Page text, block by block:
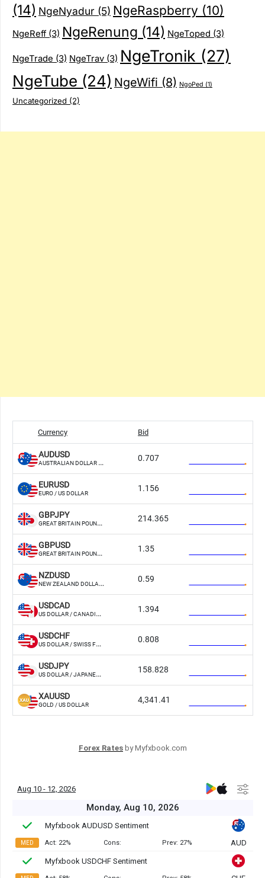
(14) NgeNyadur (5) NgeRaspberry (10)
NgeReff (3) NgeRenung (14) NgeToped (3)
NgeTrade (3) NgeTrav (3) NgeTronik (27)
NgeTube (24) NgeWifi (8) NgoPed (1)
Uncategorized (2)
Forex Rates by Myfxbook.com